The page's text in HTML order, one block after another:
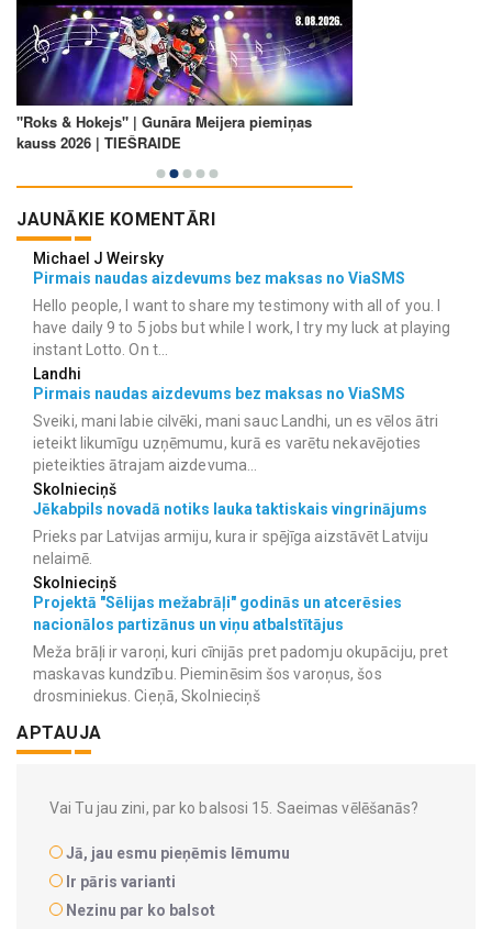
JAUNĀKIE KOMENTĀRI
Michael J Weirsky
Pirmais naudas aizdevums bez maksas no ViaSMS
Hello people, I want to share my testimony with all of you. I
have daily 9 to 5 jobs but while I work, I try my luck at playing
instant Lotto. On t...
Landhi
Pirmais naudas aizdevums bez maksas no ViaSMS
Sveiki, mani labie cilvēki, mani sauc Landhi, un es vēlos ātri
ieteikt likumīgu uzņēmumu, kurā es varētu nekavējoties
pieteikties ātrajam aizdevuma...
Skolnieciņš
Jēkabpils novadā notiks lauka taktiskais vingrinājums
Prieks par Latvijas armiju, kura ir spējīga aizstāvēt Latviju
nelaimē.
Skolnieciņš
Projektā "Sēlijas mežabrāļi" godinās un atcerēsies
nacionālos partizānus un viņu atbalstītājus
Meža brāļi ir varoņi, kuri cīnijās pret padomju okupāciju, pret
maskavas kundzību. Pieminēsim šos varoņus, šos
drosminiekus. Cieņā, Skolnieciņš
APTAUJA
Vai Tu jau zini, par ko balsosi 15. Saeimas vēlēšanās?
Jā, jau esmu pieņēmis lēmumu
Ir pāris varianti
Nezinu par ko balsot